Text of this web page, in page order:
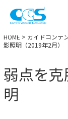
画像処理用の製品検索
HOME > ガイドコンテ
影照明（2019年2月）
弱点を
明